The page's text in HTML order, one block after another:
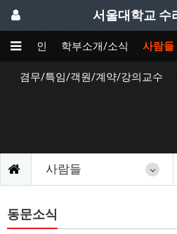
서울대학교 수
메인 학부소개/소식 사람들
겸무/특임/객원/계약/강의교수
사람들
동문소식